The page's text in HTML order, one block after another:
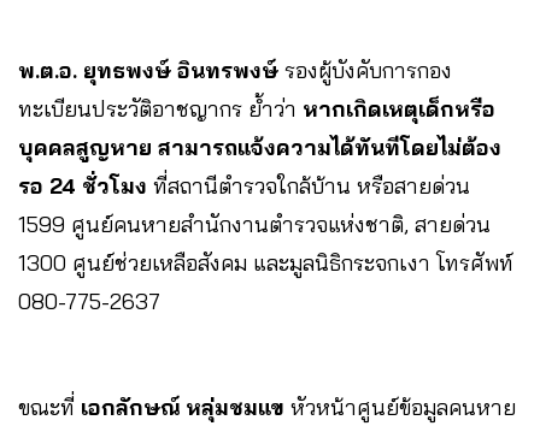
พ.ต.อ. ยุทธพงษ์ อินทรพงษ์ รองผู้บังคับการกอง
ทะเบียนประวัติอาชญากร ย้ำว่า หากเกิดเหตุเด็กหรือ
บุคคลสูญหาย สามารถแจ้งความได้ทันทีโดยไม่ต้อง
รอ 24 ชั่วโมง ที่สถานีตำรวจใกล้บ้าน หรือสายด่วน
1599 ศูนย์คนหายสำนักงานตำรวจแห่งชาติ, สายด่วน
1300 ศูนย์ช่วยเหลือสังคม และมูลนิธิกระจกเงา โทรศัพท์
080-775-2637
ขณะที่ เอกลักษณ์ หลุ่มชมแข หัวหน้าศูนย์ข้อมูลคนหาย